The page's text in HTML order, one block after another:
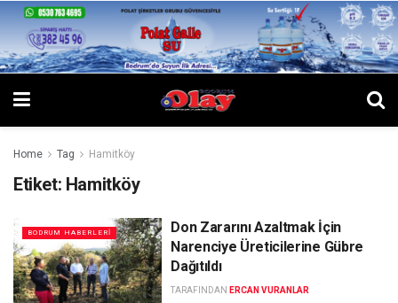
Home Tag Hamitköy
Etiket: Hamitköy
BODRUM HABERLERI
Don Zararını Azaltmak İçin
Narenciye Üreticilerine Gübre
Dağıtıldı
TARAFINDAN ERCAN VURANLAR